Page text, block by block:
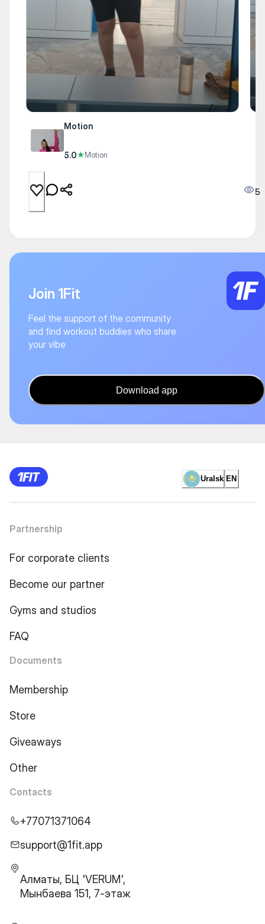
Motion
5.0★Motion
5
Join 1Fit
Feel the support of the community
and find workout buddies who share
your vibe
Download app
Uralsk EN
Partnership
For corporate clients
Become our partner
Gyms and studios
FAQ
Documents
Membership
Store
Giveaways
Other
Contacts
+77071371064
support@1fit.app
Алматы, БЦ 'VERUM',
Мынбаева 151, 7-этаж